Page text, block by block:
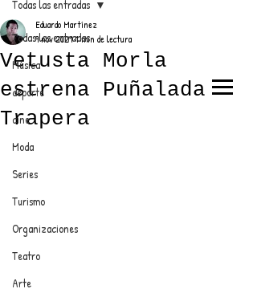
ANUNCIATE CON NOSOTROS
PARA MÁS INFORMACIÓN:
EL TRENDY TOP
CON EDDY MARTINEZ
Todas las entradas
Música
deporte
cine
Moda
Series
Turismo
Organizaciones
Teatro
Arte
Todas las entradas
Vetusta Morla
estrena Puñalada
Trapera
Eduardo Martínez
9 nov 20211 min de lectura